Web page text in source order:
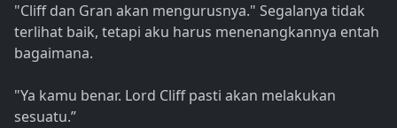
"Cliff dan Gran akan mengurusnya." Segalanya tidak
terlihat baik, tetapi aku harus menenangkannya entah
bagaimana.
"Ya kamu benar. Lord Cliff pasti akan melakukan
sesuatu.”